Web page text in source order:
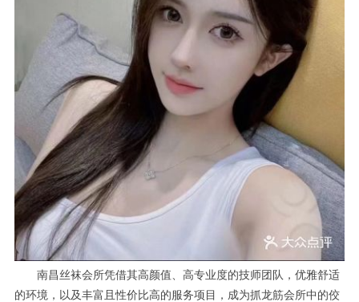
南昌丝袜会所凭借其高颜值、高专业度的技师团队，优雅舒适
的环境，以及丰富且性价比高的服务项目，成为抓龙筋会所中的佼